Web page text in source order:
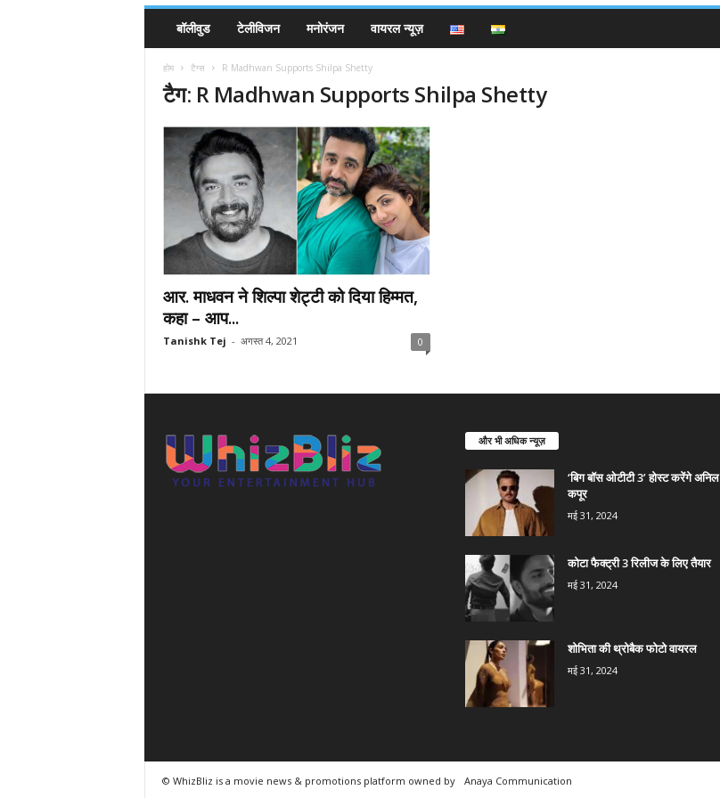
बॉलीवुड टेलीविजन मनोरंजन वायरल न्यूज़
होम टैग्स R Madhwan Supports Shilpa Shetty
टैग: R Madhwan Supports Shilpa Shetty
आर. माधवन ने शिल्पा शेट्टी को दिया हिम्मत,
कहा – आप...
Tanishk Tej - अगस्त 4, 2021 0
और भी अधिक न्यूज़
‘बिग बॉस ओटीटी 3’ होस्ट करेंगे अनिल
कपूर
मई 31, 2024
कोटा फैक्ट्री 3 रिलीज के लिए तैयार
मई 31, 2024
शोभिता की थ्रोबैक फोटो वायरल
मई 31, 2024
© WhizBliz is a movie news & promotions platform owned by
Anaya Communication